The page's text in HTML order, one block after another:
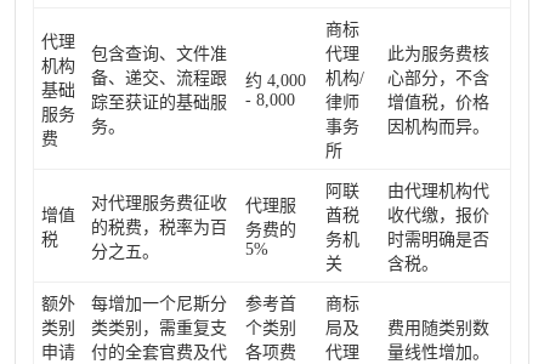
代理
机构
基础
服务
费
包含查询、文件准
备、递交、流程跟
踪至获证的基础服
务。
约 4,000
- 8,000
商标
代理
机构/
律师
事务
所
此为服务费核
心部分，不含
增值税，价格
因机构而异。
增值
税
对代理服务费征收
的税费，税率为百
分之五。
代理服
务费的
5%
阿联
酋税
务机
关
由代理机构代
收代缴，报价
时需明确是否
含税。
额外
类别
申请
每增加一个尼斯分
类类别，需重复支
付的全套官费及代
参考首
个类别
各项费
商标
局及
代理
费用随类别数
量线性增加。